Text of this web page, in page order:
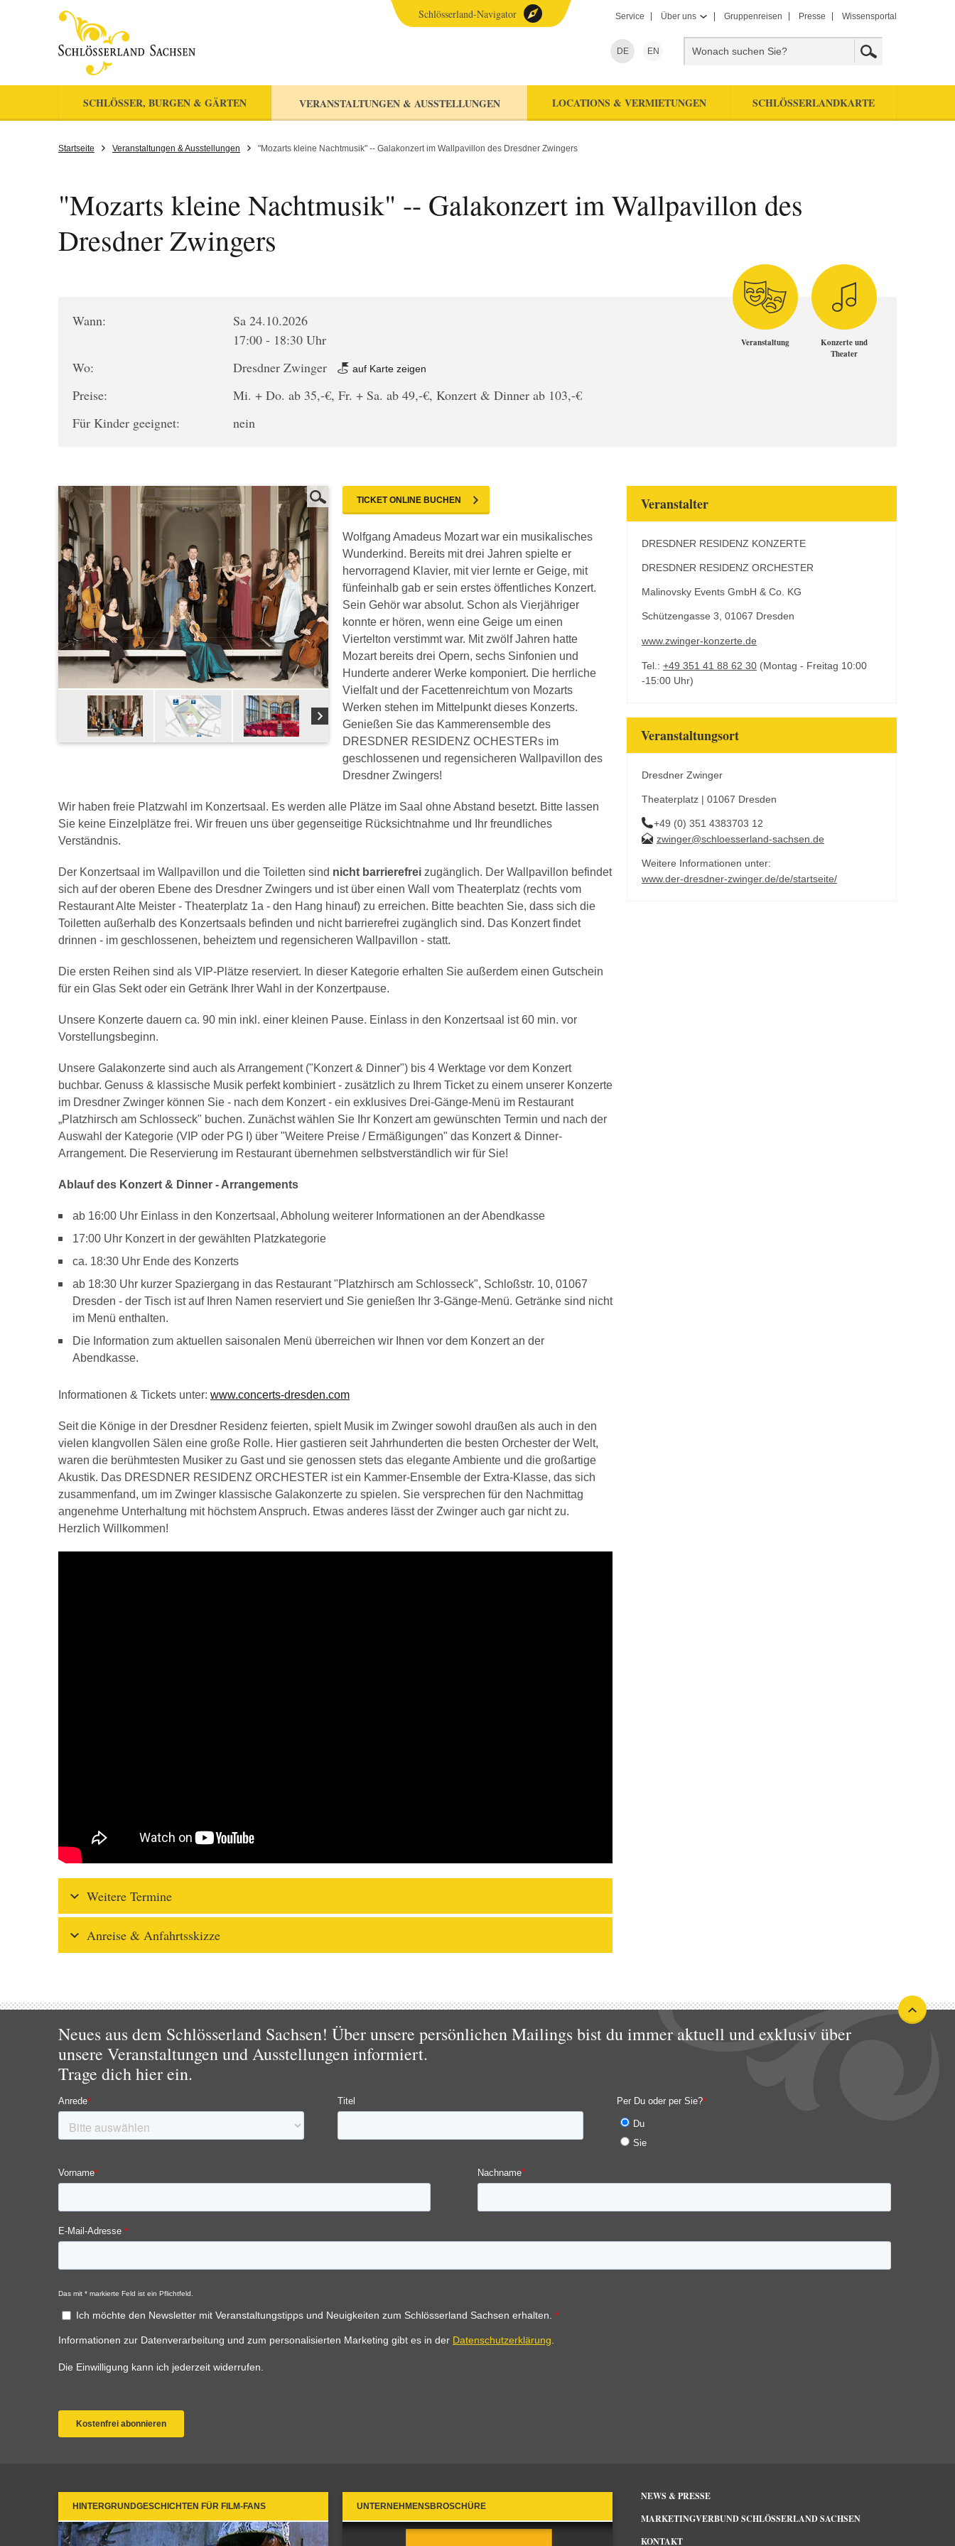
Service Über uns Gruppenreisen Presse Wissensportal
DE EN
SCHLÖSSER, BURGEN & GÄRTEN VERANSTALTUNGEN & AUSSTELLUNGEN LOCATIONS & VERMIETUNGEN SCHLÖSSERLANDKARTE
Schlösserland-Navigator
Startseite Veranstaltungen & Ausstellungen "Mozarts kleine Nachtmusik" -- Galakonzert im Wallpavillon des Dresdner Zwingers
"Mozarts kleine Nachtmusik" -- Galakonzert im Wallpavillon des
Dresdner Zwingers
Wann:
Sa 24.10.2026
17:00 - 18:30 Uhr
Wo:
Dresdner Zwinger auf Karte zeigen
Preise:
Mi. + Do. ab 35,-€, Fr. + Sa. ab 49,-€, Konzert & Dinner ab 103,-€
Für Kinder geeignet:
nein
Veranstaltung
Konzerte und
Theater
TICKET ONLINE BUCHEN
Wolfgang Amadeus Mozart war ein musikalisches
Wunderkind. Bereits mit drei Jahren spielte er
hervorragend Klavier, mit vier lernte er Geige, mit
fünfeinhalb gab er sein erstes öffentliches Konzert.
Sein Gehör war absolut. Schon als Vierjähriger
konnte er hören, wenn eine Geige um einen
Viertelton verstimmt war. Mit zwölf Jahren hatte
Mozart bereits drei Opern, sechs Sinfonien und
Hunderte anderer Werke komponiert. Die herrliche
Vielfalt und der Facettenreichtum von Mozarts
Werken stehen im Mittelpunkt dieses Konzerts.
Genießen Sie das Kammerensemble des
DRESDNER RESIDENZ OCHESTERs im
geschlossenen und regensicheren Wallpavillon des
Dresdner Zwingers!
Wir haben freie Platzwahl im Konzertsaal. Es werden alle Plätze im Saal ohne Abstand besetzt. Bitte lassen
Sie keine Einzelplätze frei. Wir freuen uns über gegenseitige Rücksichtnahme und Ihr freundliches
Verständnis.
Der Konzertsaal im Wallpavillon und die Toiletten sind nicht barrierefrei zugänglich. Der Wallpavillon befindet
sich auf der oberen Ebene des Dresdner Zwingers und ist über einen Wall vom Theaterplatz (rechts vom
Restaurant Alte Meister - Theaterplatz 1a - den Hang hinauf) zu erreichen. Bitte beachten Sie, dass sich die
Toiletten außerhalb des Konzertsaals befinden und nicht barrierefrei zugänglich sind. Das Konzert findet
drinnen - im geschlossenen, beheiztem und regensicheren Wallpavillon - statt.
Die ersten Reihen sind als VIP-Plätze reserviert. In dieser Kategorie erhalten Sie außerdem einen Gutschein
für ein Glas Sekt oder ein Getränk Ihrer Wahl in der Konzertpause.
Unsere Konzerte dauern ca. 90 min inkl. einer kleinen Pause. Einlass in den Konzertsaal ist 60 min. vor
Vorstellungsbeginn.
Unsere Galakonzerte sind auch als Arrangement ("Konzert & Dinner") bis 4 Werktage vor dem Konzert
buchbar. Genuss & klassische Musik perfekt kombiniert - zusätzlich zu Ihrem Ticket zu einem unserer Konzerte
im Dresdner Zwinger können Sie - nach dem Konzert - ein exklusives Drei-Gänge-Menü im Restaurant
„Platzhirsch am Schlosseck" buchen. Zunächst wählen Sie Ihr Konzert am gewünschten Termin und nach der
Auswahl der Kategorie (VIP oder PG I) über "Weitere Preise / Ermäßigungen" das Konzert & Dinner-
Arrangement. Die Reservierung im Restaurant übernehmen selbstverständlich wir für Sie!
Ablauf des Konzert & Dinner - Arrangements
ab 16:00 Uhr Einlass in den Konzertsaal, Abholung weiterer Informationen an der Abendkasse
17:00 Uhr Konzert in der gewählten Platzkategorie
ca. 18:30 Uhr Ende des Konzerts
ab 18:30 Uhr kurzer Spaziergang in das Restaurant "Platzhirsch am Schlosseck", Schloßstr. 10, 01067
Dresden - der Tisch ist auf Ihren Namen reserviert und Sie genießen Ihr 3-Gänge-Menü. Getränke sind nicht
im Menü enthalten.
Die Information zum aktuellen saisonalen Menü überreichen wir Ihnen vor dem Konzert an der
Abendkasse.
Informationen & Tickets unter: www.concerts-dresden.com
Seit die Könige in der Dresdner Residenz feierten, spielt Musik im Zwinger sowohl draußen als auch in den
vielen klangvollen Sälen eine große Rolle. Hier gastieren seit Jahrhunderten die besten Orchester der Welt,
waren die berühmtesten Musiker zu Gast und sie genossen stets das elegante Ambiente und die großartige
Akustik. Das DRESDNER RESIDENZ ORCHESTER ist ein Kammer-Ensemble der Extra-Klasse, das sich
zusammenfand, um im Zwinger klassische Galakonzerte zu spielen. Sie versprechen für den Nachmittag
angenehme Unterhaltung mit höchstem Anspruch. Etwas anderes lässt der Zwinger auch gar nicht zu.
Herzlich Willkommen!
Weitere Termine
Anreise & Anfahrtsskizze
Veranstalter
DRESDNER RESIDENZ KONZERTE
DRESDNER RESIDENZ ORCHESTER
Malinovsky Events GmbH & Co. KG
Schützengasse 3, 01067 Dresden
www.zwinger-konzerte.de
Tel.: +49 351 41 88 62 30 (Montag - Freitag 10:00
-15:00 Uhr)
Veranstaltungsort
Dresdner Zwinger
Theaterplatz | 01067 Dresden
+49 (0) 351 4383703 12
zwinger@schloesserland-sachsen.de
Weitere Informationen unter:
www.der-dresdner-zwinger.de/de/startseite/
Neues aus dem Schlösserland Sachsen! Über unsere persönlichen Mailings bist du immer aktuell und exklusiv über
unsere Veranstaltungen und Ausstellungen informiert.
Trage dich hier ein.
HINTERGRUNDGESCHICHTEN FÜR FILM-FANS UNTERNEHMENSBROSCHÜRE
NEWS & PRESSE
MARKETINGVERBUND SCHLÖSSERLAND SACHSEN
KONTAKT